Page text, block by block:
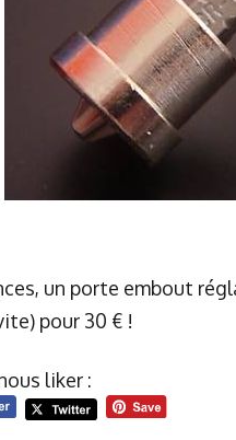
un porte embout
pour 30 € !
liker :